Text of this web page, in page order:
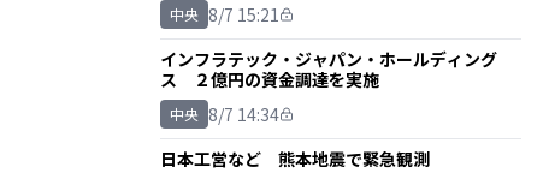
中央 8/7 15:21
インフラテック・ジャパン・ホールディング
ス ２億円の資金調達を実施
中央 8/7 14:34
日本工営など 熊本地震で緊急観測